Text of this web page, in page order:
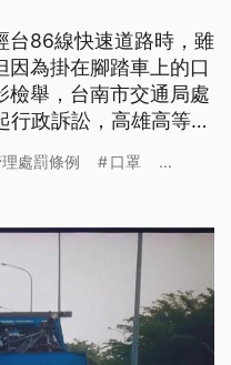
台86線快速道路時，雖
為掛在腳踏車上的口
檢舉，台南市交通局處
政訴訟，高雄高等行
處罰條例 口罩 ...